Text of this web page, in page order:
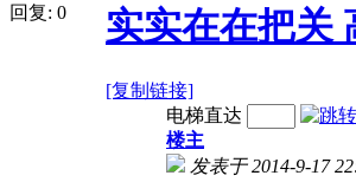
回复: 0
实实在在把关
[复制链接]
电梯直达
楼主
发表于 2014-9-17